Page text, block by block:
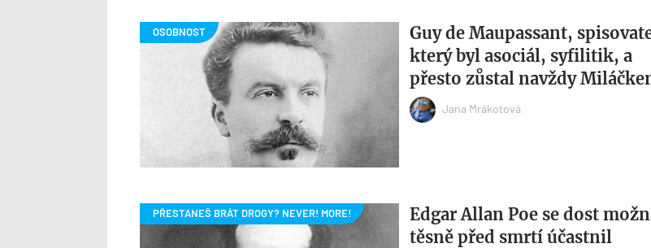
Guy de Maupassant,
který byl asociál, syfilitik, a
přesto zůstal navždy
Jana Mrákotová
Edgar Allan Poe se dost
těsně před smrtí účastnil